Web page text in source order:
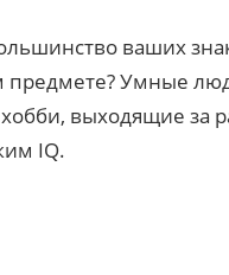
ваших
предмете? Умные
выходящие за
IQ.